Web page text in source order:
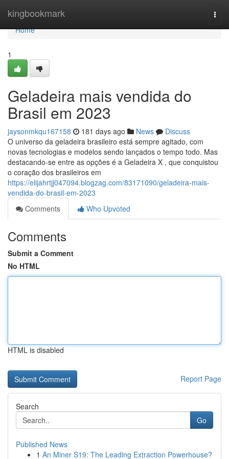
kingbookmark
Home
Home
1
Geladeira mais vendida do
Brasil em 2023
jaysonmkqu167158 181 days ago News
Discuss
O universo da geladeira brasileiro está sempre agitado, com
novas tecnologias e modelos sendo lançados o tempo todo. Mas
destacando-se entre as opções é a Geladeira X , que conquistou
o coração dos brasileiros em
https://elijahrtjj047094.blogzag.com/83171090/geladeira-mais-
vendida-do-brasil-em-2023
Comments
Who Upvoted
Comments
Submit a Comment
No HTML
HTML is disabled
Report Page
Search
Go
Published News
1 An Miner S19: The Leading Extraction Powerhouse?